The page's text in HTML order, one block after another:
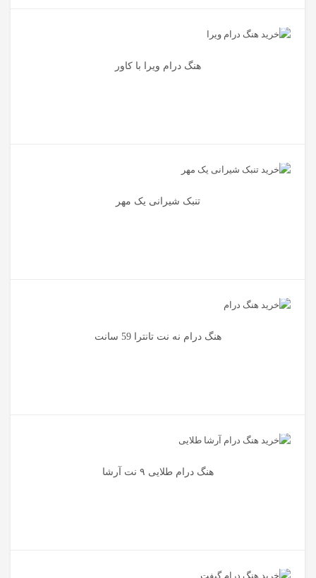
هنگ درام ویرا با کاور
تنبک شیرانی یک مهر
هنگ درام نه نت تانترا 59 سانت
هنگ درام طلایی ۹ نت آرشا